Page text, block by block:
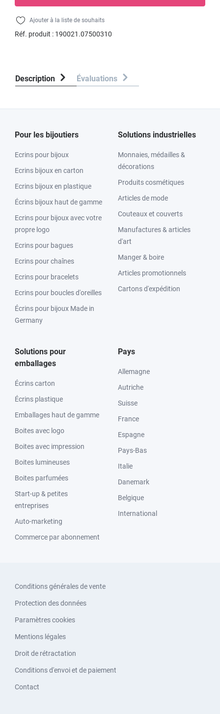
Ajouter à la liste de souhaits
Réf. produit : 190021.07500310
Description Évaluations
Pour les bijoutiers
Ecrins pour bijoux
Ecrins bijoux en carton
Ecrins bijoux en plastique
Écrins bijoux haut de gamme
Ecrins pour bijoux avec votre
propre logo
Ecrins pour bagues
Ecrins pour chaînes
Ecrins pour bracelets
Ecrins pour boucles d'oreilles
Écrins pour bijoux Made in
Germany
Solutions industrielles
Monnaies, médailles &
décorations
Produits cosmétiques
Articles de mode
Couteaux et couverts
Manufactures & articles
d'art
Manger & boire
Articles promotionnels
Cartons d'expédition
Solutions pour
emballages
Écrins carton
Écrins plastique
Emballages haut de gamme
Boites avec logo
Boites avec impression
Boites lumineuses
Boites parfumées
Start-up & petites
entreprises
Auto-marketing
Commerce par abonnement
Pays
Allemagne
Autriche
Suisse
France
Espagne
Pays-Bas
Italie
Danemark
Belgique
International
Conditions générales de vente
Protection des données
Paramètres cookies
Mentions légales
Droit de rétractation
Conditions d'envoi et de paiement
Contact